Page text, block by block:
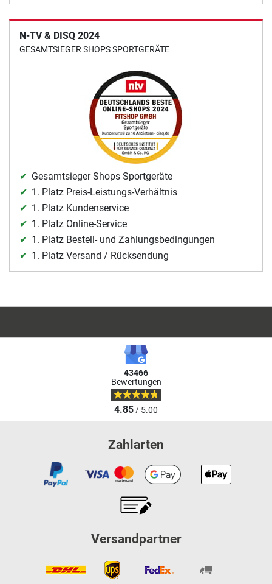
N-TV & DISQ 2024
GESAMTSIEGER SHOPS SPORTGERÄTE
Gesamtsieger Shops Sportgeräte
1. Platz Preis-Leistungs-Verhältnis
1. Platz Kundenservice
1. Platz Online-Service
1. Platz Bestell- und Zahlungsbedingungen
1. Platz Versand / Rücksendung
43466
Bewertungen
4.85/ 5.00
Zahlarten
Versandpartner